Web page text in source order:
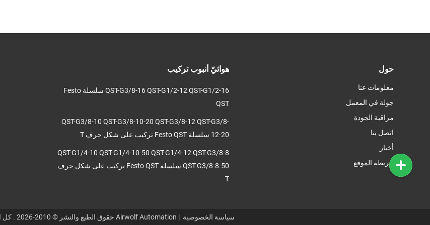
حول
معلومات عنا
جولة في المعمل
مراقبة الجودة
اتصل بنا
أخبار
خريطة الموقع
هوائيّ أنبوب تركيب
QST-G3/8-16 QST-G1/2-12 QST-G1/2-16 سلسلة Festo
QST
QST-G3/8-10 QST-G3/8-10-20 QST-G3/8-12 QST-G3/8-
12-20 سلسلة Festo QST تركيب على شكل حرف T
QST-G1/4-10 QST-G1/4-10-50 QST-G1/4-12 QST-G3/8-8
QST-G3/8-8-50 سلسلة Festo QST تركيب على شكل حرف
T
سياسة الخصوصية | Airwolf Automation حقوق الطبع والنشر © 2010-2026 . كل الحقوق محفوظة..